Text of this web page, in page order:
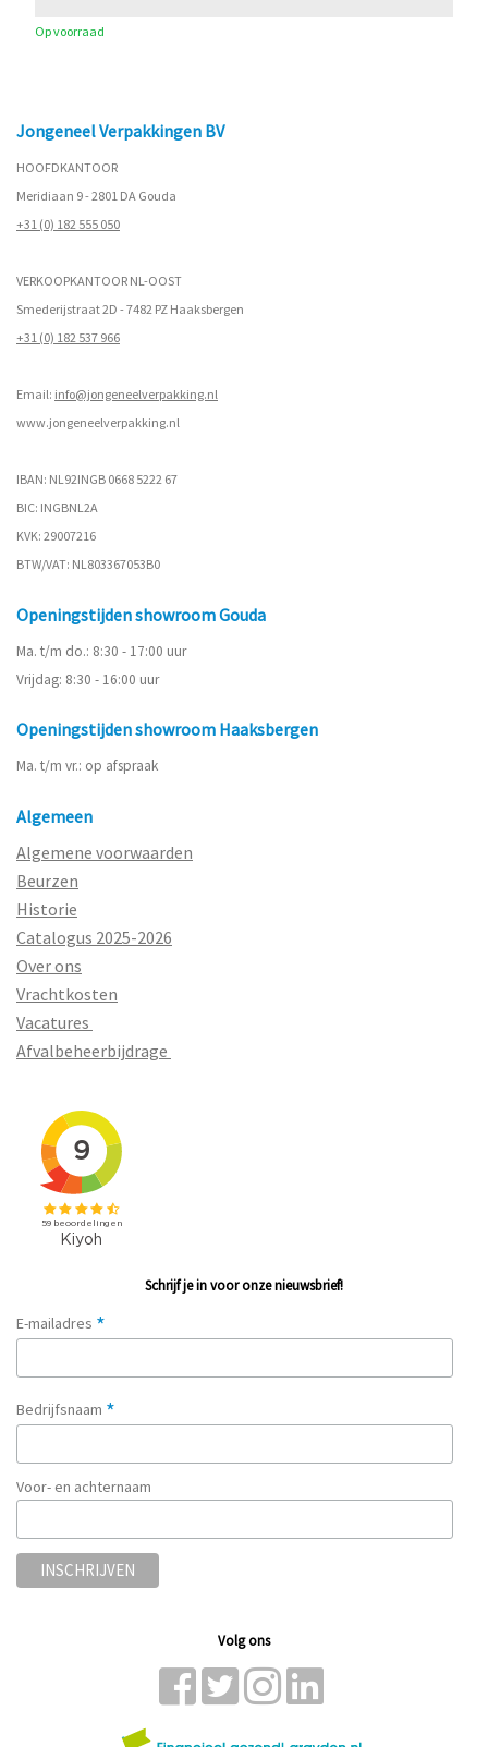
Op voorraad
Jongeneel Verpakkingen BV
HOOFDKANTOOR
Meridiaan 9 - 2801 DA Gouda
+31 (0) 182 555 050
VERKOOPKANTOOR NL-OOST
Smederijstraat 2D - 7482 PZ Haaksbergen
+31 (0) 182 537 966
Email: info@jongeneelverpakking.nl
www.jongeneelverpakking.nl
IBAN: NL92INGB 0668 5222 67
BIC: INGBNL2A
KVK: 29007216
BTW/VAT: NL803367053B0
Openingstijden showroom Gouda
Ma. t/m do.: 8:30 - 17:00 uur
Vrijdag: 8:30 - 16:00 uur
Openingstijden showroom Haaksbergen
Ma. t/m vr.: op afspraak
Algemeen
Algemene voorwaarden
Beurzen
Historie
Catalogus 2025-2026
Over ons
Vrachtkosten
Vacatures
Afvalbeheerbijdrage
Schrijf je in voor onze nieuwsbrief!
E-mailadres *
Bedrijfsnaam *
Voor- en achternaam
Volg ons